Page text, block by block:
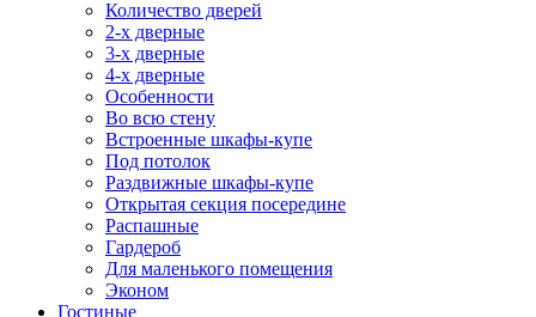
Количество дверей
2-х дверные
3-х дверные
4-х дверные
Особенности
Во всю стену
Встроенные шкафы-купе
Под потолок
Раздвижные шкафы-купе
Открытая секция посередине
Распашные
Гардероб
Для маленького помещения
Эконом
Гостиные